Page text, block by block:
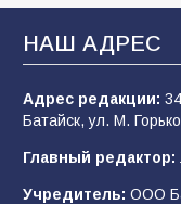
деле
2026 года
97
НАШ АДРЕС
Адрес редакции:
Батайск, ул. М.
Главный редактор:
Учредитель: ООО